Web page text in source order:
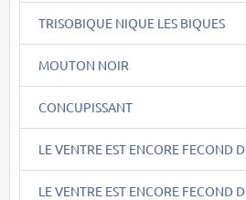
TRISOBIQUE NIQUE LES BIQUES
MOUTON NOIR
CONCUPISSANT
LE VENTRE EST ENCORE FECOND
LE VENTRE EST ENCORE FECOND